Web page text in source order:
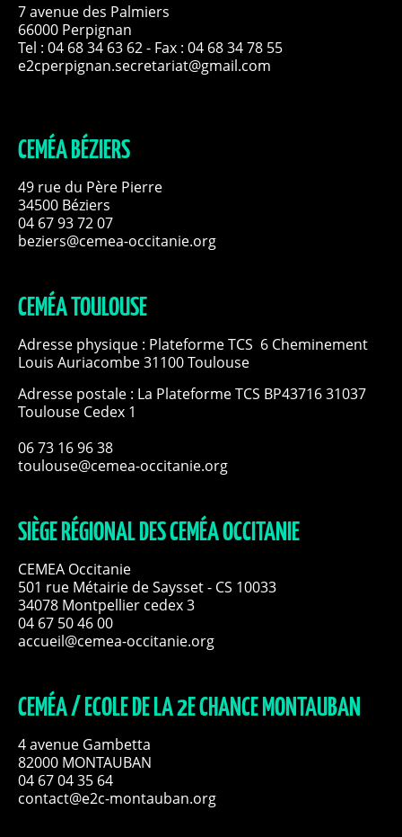
7 avenue des Palmiers
66000 Perpignan
Tel : 04 68 34 63 62- Fax : 04 68 34 78 55
e2cperpignan.secretariat@gmail.com
CEMÉA BÉZIERS
49 rue du Père Pierre
34500 Béziers
04 67 93 72 07
beziers@cemea-occitanie.org
CEMÉA TOULOUSE
Adresse physique : Plateforme TCS 6 Cheminement
Louis Auriacombe 31100 Toulouse
Adresse postale : La Plateforme TCS BP43716 31037
Toulouse Cedex 1
06 73 16 96 38
toulouse@cemea-occitanie.org
SIÈGE RÉGIONAL DES CEMÉA OCCITANIE
CEMEA Occitanie
501 rue Métairie de Saysset - CS 10033
34078 Montpellier cedex 3
04 67 50 46 00
accueil@cemea-occitanie.org
CEMÉA / ECOLE DE LA 2E CHANCE MONTAUBAN
4 avenue Gambetta
82000 MONTAUBAN
04 67 04 35 64
contact@e2c-montauban.org